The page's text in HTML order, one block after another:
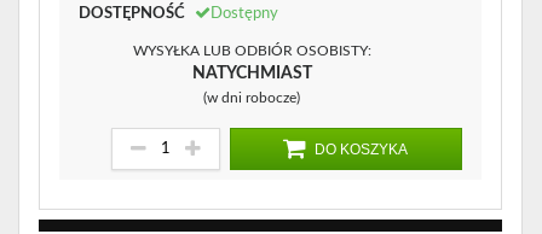
DOSTĘPNOŚĆ Dostępny
WYSYŁKA LUB ODBIÓR OSOBISTY:
NATYCHMIAST
(w dni robocze)
DO KOSZYKA